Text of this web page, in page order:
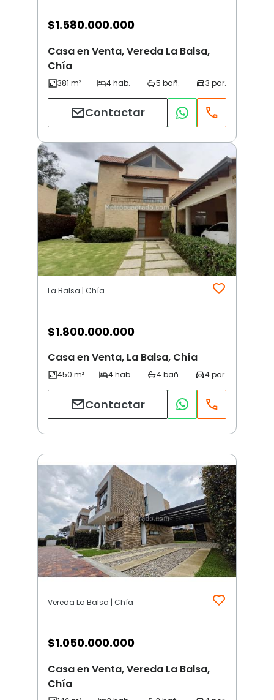
$1.580.000.000
Casa en Venta, Vereda La Balsa,
Chía
Contactar
La Balsa | Chía
$1.800.000.000
Casa en Venta, La Balsa, Chía
Contactar
Vereda La Balsa | Chía
$1.050.000.000
Casa en Venta, Vereda La Balsa,
Chía